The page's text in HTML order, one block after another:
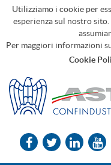
Utilizziamo i cookie per
esperienza sul nostro
Per maggiori informazioni
Cookie